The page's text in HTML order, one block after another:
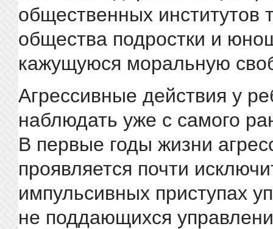
общественных институтов
общества подростки и
кажущуюся моральную
Агрессивные действия у
наблюдать уже с самого
В первые годы жизни
проявляется почти
импульсивных приступах
не поддающихся